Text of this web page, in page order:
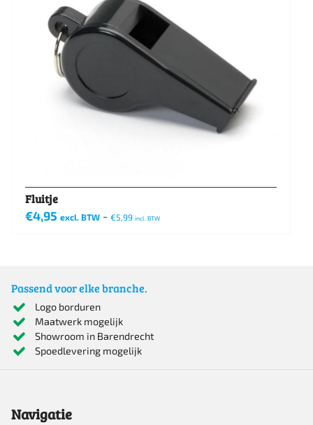
Fluitje
€4,95 excl. BTW - €5,99 incl. BTW
Passend voor elke branche.
Logo borduren
Maatwerk mogelijk
Showroom in Barendrecht
Spoedlevering mogelijk
Navigatie